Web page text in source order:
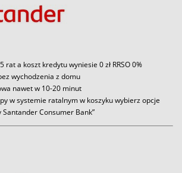
rat a koszt kredytu wyniesie 0 zł RRSO 0%
wychodzenia z domu
nawet w 10-20 minut
w systemie ratalnym w koszyku wybierz opcje
Santander Consumer Bank”